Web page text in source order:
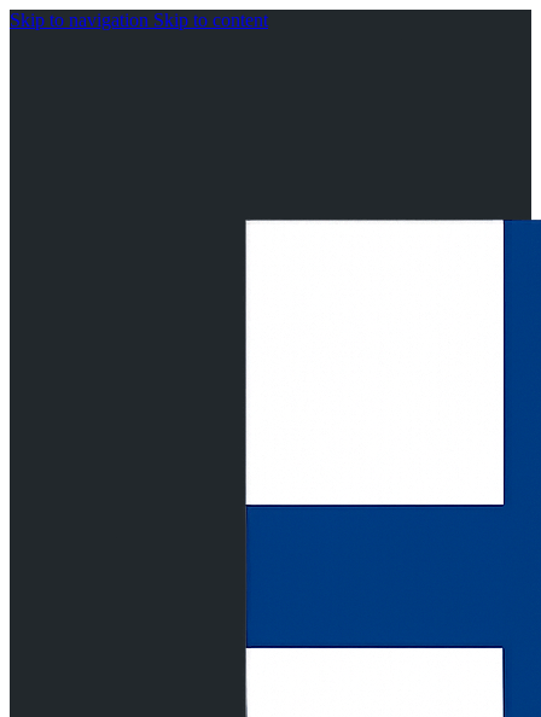
Skip to navigation Skip to content